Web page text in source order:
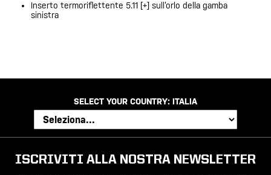
Inserto termoriflettente 5.11 [+] sull’orlo della gamba
sinistra
SELECT YOUR COUNTRY: ITALIA
ISCRIVITI ALLA NOSTRA NEWSLETTER